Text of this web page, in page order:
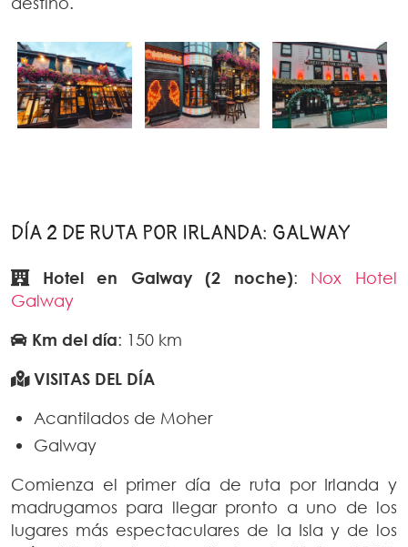
DÍA 2 DE RUTA POR IRLANDA: GALWAY
Hotel en Galway (2 noche): Nox Hotel
Galway
Km del día: 150 km
VISITAS DEL DÍA
Acantilados de Moher
Galway
Comienza el primer día de ruta por Irlanda y
madrugamos para llegar pronto a uno de los
lugares más espectaculares de la Isla y de los